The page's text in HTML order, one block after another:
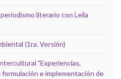
literario con Leila
(1ra. Versión)
"Experiencias,
formulación e implementación de